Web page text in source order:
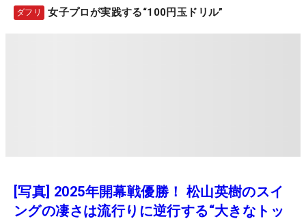
ダフリ 女子プロが実践する“100円玉ドリル”
[写真] 2025年開幕戦優勝！ 松山英樹のスイ
ングの凄さは流行りに逆行する“大きなトッ